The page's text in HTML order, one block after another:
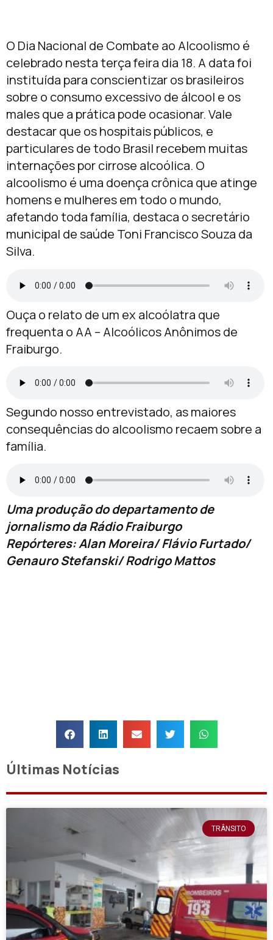
O Dia Nacional de Combate ao Alcoolismo é
celebrado nesta terça feira dia 18. A data foi
instituída para conscientizar os brasileiros
sobre o consumo excessivo de álcool e os
males que a prática pode ocasionar. Vale
destacar que os hospitais públicos, e
particulares de todo Brasil recebem muitas
internações por cirrose alcoólica. O
alcoolismo é uma doença crônica que atinge
homens e mulheres em todo o mundo,
afetando toda família, destaca o secretário
municipal de saúde Toni Francisco Souza da
Silva.
Ouça o relato de um ex alcoólatra que
frequenta o AA – Alcoólicos Anônimos de
Fraiburgo.
Segundo nosso entrevistado, as maiores
consequências do alcoolismo recaem sobre a
família.
Uma produção do departamento de
jornalismo da Rádio Fraiburgo
Repórteres: Alan Moreira/ Flávio Furtado/
Genauro Stefanski/ Rodrigo Mattos
Últimas Notícias
TRÂNSITO